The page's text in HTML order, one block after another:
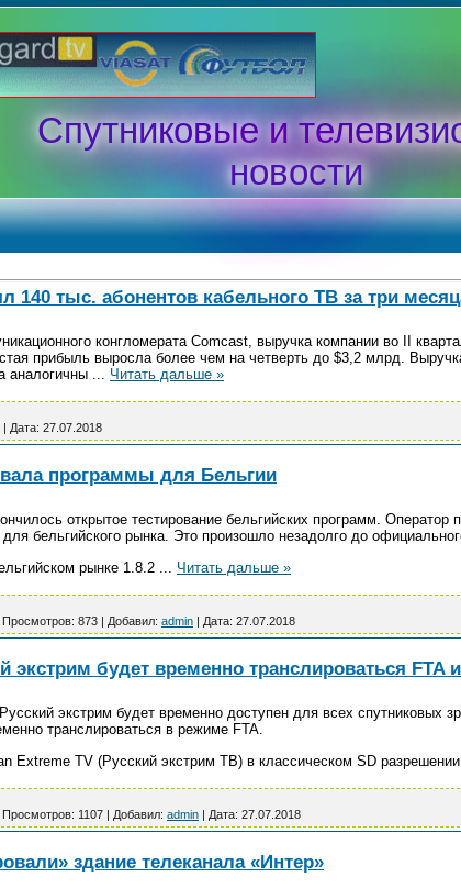
Спутниковые и
новости
140 тыс. абонентов кабельного ТВ за три
конгломерата Comcast, выручка компании во II
прибыль выросла более чем на четверть до $3,2 млрд.
аналогичны ... Читать дальше »
| Дата: 27.07.2018
программы для Бельгии
открытое тестирование бельгийских программ. Оператор
бельгийского рынка. Это произошло незадолго до
рынке 1.8.2 ... Читать дальше »
Просмотров: 873 | Добавил: admin | Дата: 27.07.2018
экстрим будет временно транслироваться FTA
экстрим будет временно доступен для всех спутниковых
транслироваться в режиме FTA.
Extreme TV (Русский экстрим TВ) в классическом SD
Просмотров: 1107 | Добавил: admin | Дата: 27.07.2018
здание телеканала «Интер»